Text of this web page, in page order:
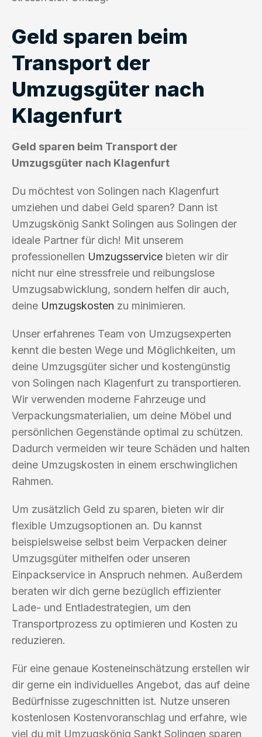
Geld sparen beim
Transport der
Umzugsgüter nach
Klagenfurt
Geld sparen beim Transport der
Umzugsgüter nach Klagenfurt
Du möchtest von Solingen nach Klagenfurt
umziehen und dabei Geld sparen? Dann ist
Umzugskönig Sankt Solingen aus Solingen der
ideale Partner für dich! Mit unserem
professionellen Umzugsservice bieten wir dir
nicht nur eine stressfreie und reibungslose
Umzugsabwicklung, sondern helfen dir auch,
deine Umzugskosten zu minimieren.
Unser erfahrenes Team von Umzugsexperten
kennt die besten Wege und Möglichkeiten, um
deine Umzugsgüter sicher und kostengünstig
von Solingen nach Klagenfurt zu transportieren.
Wir verwenden moderne Fahrzeuge und
Verpackungsmaterialien, um deine Möbel und
persönlichen Gegenstände optimal zu schützen.
Dadurch vermeiden wir teure Schäden und halten
deine Umzugskosten in einem erschwinglichen
Rahmen.
Um zusätzlich Geld zu sparen, bieten wir dir
flexible Umzugsoptionen an. Du kannst
beispielsweise selbst beim Verpacken deiner
Umzugsgüter mithelfen oder unseren
Einpackservice in Anspruch nehmen. Außerdem
beraten wir dich gerne bezüglich effizienter
Lade- und Entladestrategien, um den
Transportprozess zu optimieren und Kosten zu
reduzieren.
Für eine genaue Kosteneinschätzung erstellen wir
dir gerne ein individuelles Angebot, das auf deine
Bedürfnisse zugeschnitten ist. Nutze unseren
kostenlosen Kostenvoranschlag und erfahre, wie
viel du mit Umzugskönig Sankt Solingen sparen